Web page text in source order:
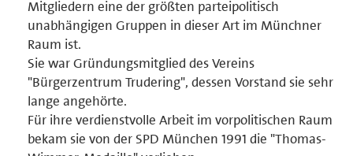
Mitgliedern eine der größten parteipolitisch
unabhängigen Gruppen in dieser Art im Münchner
Raum ist.
Sie war Gründungsmitglied des Vereins
"Bürgerzentrum Trudering", dessen Vorstand sie sehr
lange angehörte.
Für ihre verdienstvolle Arbeit im vorpolitischen Raum
bekam sie von der SPD München 1991 die "Thomas-